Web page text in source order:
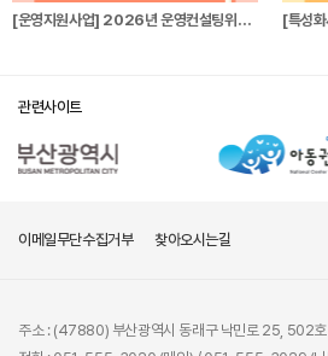
[운영지원사업] 2026년 운영컨설팅위원 간…
관련사이트
이메일무단수집거부 찾아오시는길
주소 : (47880) 부산광역시 동래구 낙민로 25, 502호